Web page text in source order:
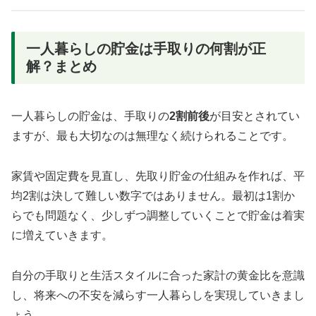
一人暮らしの貯金は手取りの何割が正
解？まとめ
一人暮らしの貯金は、手取りの2割前後が目安とされてい
ますが、最も大切なのは無理なく続けられることです。
家賃や固定費を見直し、先取り貯金の仕組みを作れば、平
均2割は決して難しい数字ではありません。最初は1割か
らでも問題なく、少しずつ調整していくことで貯金は着実
に増えていきます。
自分の手取りと生活スタイルに合った家計の黄金比を意識
し、将来への不安を減らす一人暮らしを実現していきまし